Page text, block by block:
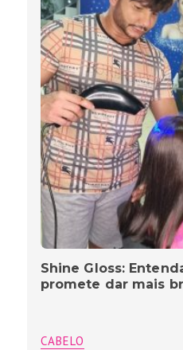
Shine Gloss:
promete dar mais
CABELO